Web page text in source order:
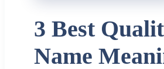
3 Best
Name